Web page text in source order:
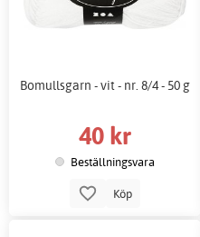
Bomullsgarn - vit - nr. 8/4 - 50 g
40 kr
Beställningsvara
Köp